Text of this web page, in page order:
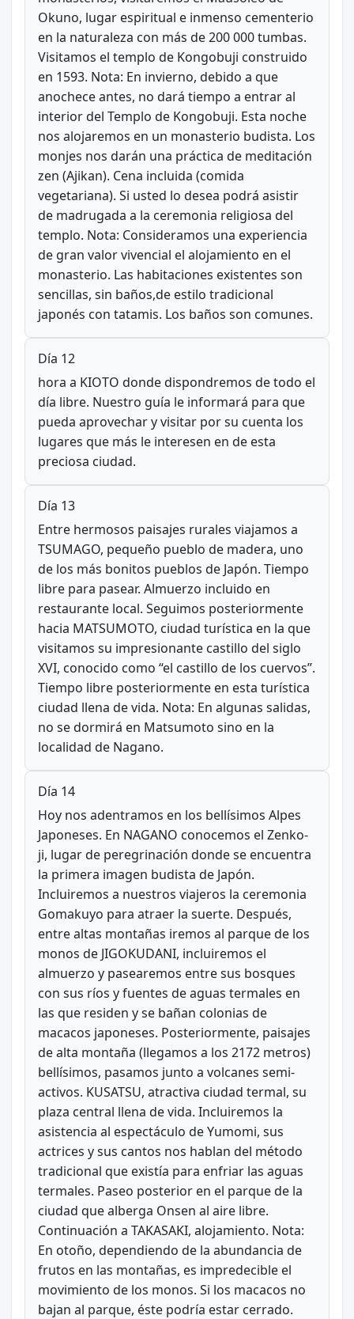
Okuno, lugar espiritual e inmenso cementerio
en la naturaleza con más de 200 000 tumbas.
Visitamos el templo de Kongobuji construido
en 1593. Nota: En invierno, debido a que
anochece antes, no dará tiempo a entrar al
interior del Templo de Kongobuji. Esta noche
nos alojaremos en un monasterio budista. Los
monjes nos darán una práctica de meditación
zen (Ajikan). Cena incluida (comida
vegetariana). Si usted lo desea podrá asistir
de madrugada a la ceremonia religiosa del
templo. Nota: Consideramos una experiencia
de gran valor vivencial el alojamiento en el
monasterio. Las habitaciones existentes son
sencillas, sin baños,de estilo tradicional
japonés con tatamis. Los baños son comunes.
Día 12
hora a KIOTO donde dispondremos de todo el
día libre. Nuestro guía le informará para que
pueda aprovechar y visitar por su cuenta los
lugares que más le interesen en de esta
preciosa ciudad.
Día 13
Entre hermosos paisajes rurales viajamos a
TSUMAGO, pequeño pueblo de madera, uno
de los más bonitos pueblos de Japón. Tiempo
libre para pasear. Almuerzo incluido en
restaurante local. Seguimos posteriormente
hacia MATSUMOTO, ciudad turística en la que
visitamos su impresionante castillo del siglo
XVI, conocido como “el castillo de los cuervos”.
Tiempo libre posteriormente en esta turística
ciudad llena de vida. Nota: En algunas salidas,
no se dormirá en Matsumoto sino en la
localidad de Nagano.
Día 14
Hoy nos adentramos en los bellísimos Alpes
Japoneses. En NAGANO conocemos el Zenko-
ji, lugar de peregrinación donde se encuentra
la primera imagen budista de Japón.
Incluiremos a nuestros viajeros la ceremonia
Gomakuyo para atraer la suerte. Después,
entre altas montañas iremos al parque de los
monos de JIGOKUDANI, incluiremos el
almuerzo y pasearemos entre sus bosques
con sus ríos y fuentes de aguas termales en
las que residen y se bañan colonias de
macacos japoneses. Posteriormente, paisajes
de alta montaña (llegamos a los 2172 metros)
bellísimos, pasamos junto a volcanes semi-
activos. KUSATSU, atractiva ciudad termal, su
plaza central llena de vida. Incluiremos la
asistencia al espectáculo de Yumomi, sus
actrices y sus cantos nos hablan del método
tradicional que existía para enfriar las aguas
termales. Paseo posterior en el parque de la
ciudad que alberga Onsen al aire libre.
Continuación a TAKASAKI, alojamiento. Nota:
En otoño, dependiendo de la abundancia de
frutos en las montañas, es impredecible el
movimiento de los monos. Si los macacos no
bajan al parque, éste podría estar cerrado.